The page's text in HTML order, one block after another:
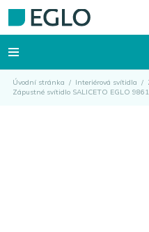
Úvodní stránka / Interiérová svítidla /
Zápustné svítidlo SALICETO EGLO